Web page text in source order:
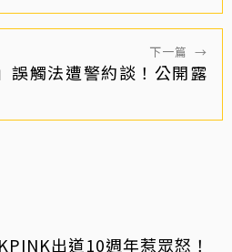
下一篇 →
誤觸法遭警約談！公開露
出道10週年惹眾怒！